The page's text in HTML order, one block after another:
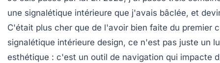
une signalétique intérieure que j'avais bâclée, et
C'était plus cher que de l'avoir bien faite du premier
signalétique intérieure design, ce n'est pas juste un
esthétique : c'est un outil de navigation qui impacte